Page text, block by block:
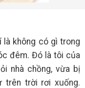
là không có gì trong
đêm. Đó là tôi của
nhà chồng, vừa bị
trên trời rơi xuống.